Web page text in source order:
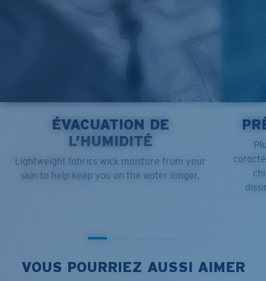
ÉVACUATION DE
L’HUMIDITÉ
Lightweight fabrics wick moisture from your
skin to help keep you on the water longer.
VOUS POURRIEZ AUSSI AIMER